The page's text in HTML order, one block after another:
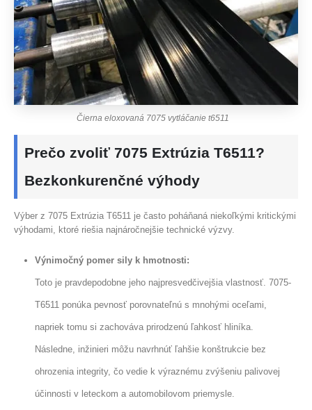
Čierna eloxovaná 7075 vytláčanie t6511
Prečo zvoliť 7075 Extrúzia T6511?
Bezkonkurenčné výhody
Výber z 7075 Extrúzia T6511 je často poháňaná niekoľkými kritickými
výhodami, ktoré riešia najnáročnejšie technické výzvy.
Výnimočný pomer sily k hmotnosti:
Toto je pravdepodobne jeho najpresvedčivejšia vlastnosť. 7075-
T6511 ponúka pevnosť porovnateľnú s mnohými oceľami,
napriek tomu si zachováva prirodzenú ľahkosť hliníka.
Následne, inžinieri môžu navrhnúť ľahšie konštrukcie bez
ohrozenia integrity, čo vedie k výraznému zvýšeniu palivovej
účinnosti v leteckom a automobilovom priemysle.